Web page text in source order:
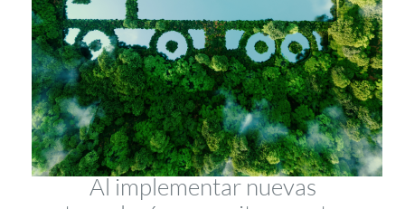
Tus Retos
Al implementar nuevas